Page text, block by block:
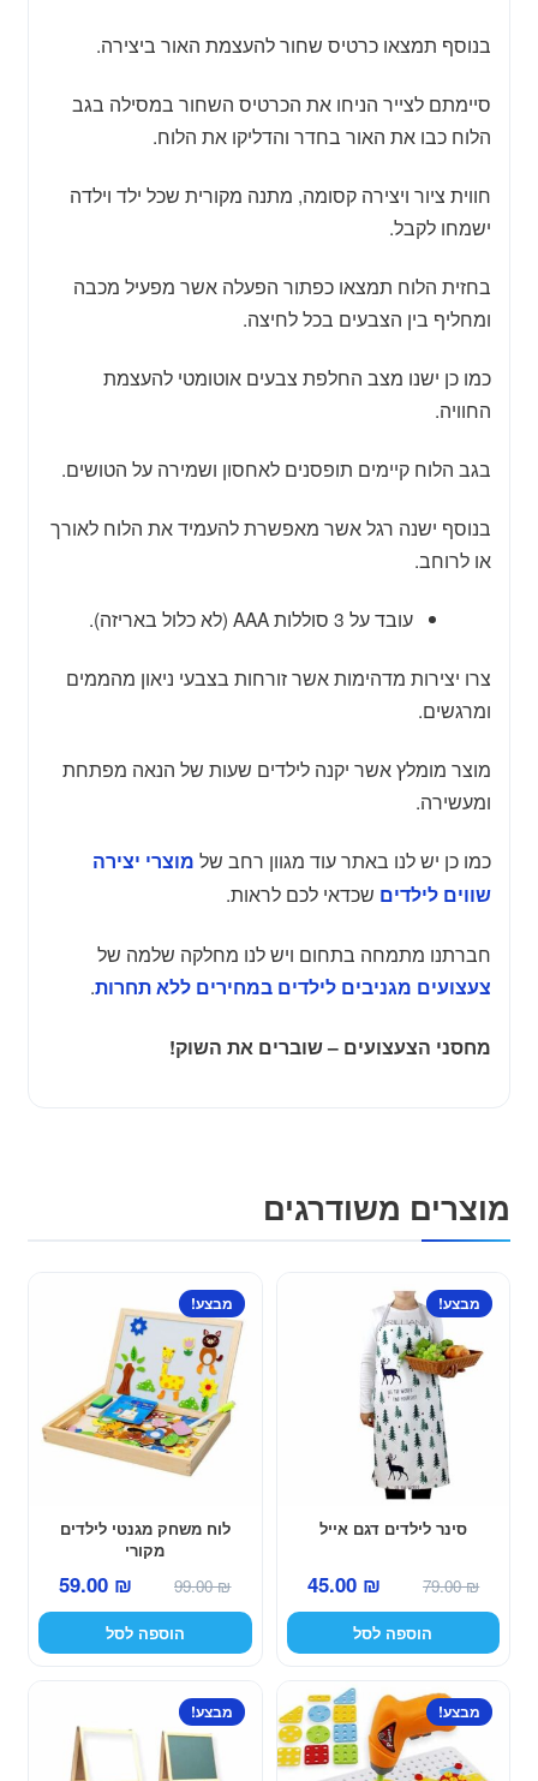
בנוסף תמצאו כרטיס שחור להעצמת האור ביצירה.
סיימתם לצייר הניחו את הכרטיס השחור במסילה בגב
הלוח כבו את האור בחדר והדליקו את הלוח.
חווית ציור ויצירה קסומה, מתנה מקורית שכל ילד וילדה
ישמחו לקבל.
בחזית הלוח תמצאו כפתור הפעלה אשר מפעיל מכבה
ומחליף בין הצבעים בכל לחיצה.
כמו כן ישנו מצב החלפת צבעים אוטומטי להעצמת
החוויה.
בגב הלוח קיימים תופסנים לאחסון ושמירה על הטושים.
בנוסף ישנה רגל אשר מאפשרת להעמיד את הלוח לאורך
או לרוחב.
עובד על 3 סוללות AAA (לא כלול באריזה).
צרו יצירות מדהימות אשר זורחות בצבעי ניאון מהממים
ומרגשים.
מוצר מומלץ אשר יקנה לילדים שעות של הנאה מפתחת
ומעשירה.
כמו כן יש לנו באתר עוד מגוון רחב של מוצרי יצירה
שווים לילדים שכדאי לכם לראות.
חברתנו מתמחה בתחום ויש לנו מחלקה שלמה של
צעצועים מגניבים לילדים במחירים ללא תחרות.
מחסני הצעצועים – שוברים את השוק!
מוצרים משודרגים
סינר לילדים דגם אייל
מבצע!
79.00₪
המחיר
המקורי
היה:
45.00 ₪
המחיר
הנוכחי
הוא:
הוספה לסל
לוח משחק מגנטי לילדים
מקורי
מבצע!
99.00₪
המחיר
המקורי
היה:
59.00 ₪
המחיר
הנוכחי
הוא:
הוספה לסל
מבצע! מבצע!